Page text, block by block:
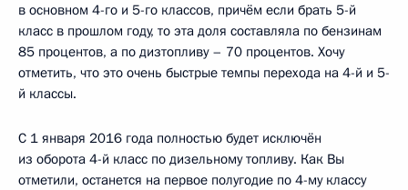
в основном 4-го и 5-го классов, причём если брать 5-й
класс в прошлом году, то эта доля составляла по бензинам
85 процентов, а по дизтопливу – 70 процентов. Хочу
отметить, что это очень быстрые темпы перехода на 4-й и 5-
й классы.
С 1 января 2016 года полностью будет исключён
из оборота 4-й класс по дизельному топливу. Как Вы
отметили, останется на первое полугодие по 4-му классу